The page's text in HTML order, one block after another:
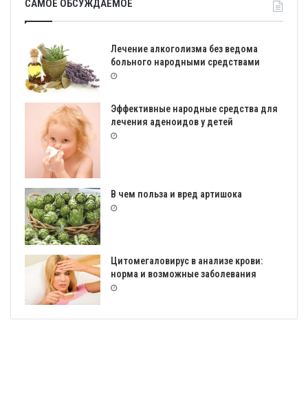
САМОЕ ОБСУЖДАЕМОЕ
Лечение алкоголизма без ведома
больного народными средствами
Эффективные народные средства для
лечения аденоидов у детей
В чем польза и вред артишока
Цитомегаловирус в анализе крови:
норма и возможные заболевания